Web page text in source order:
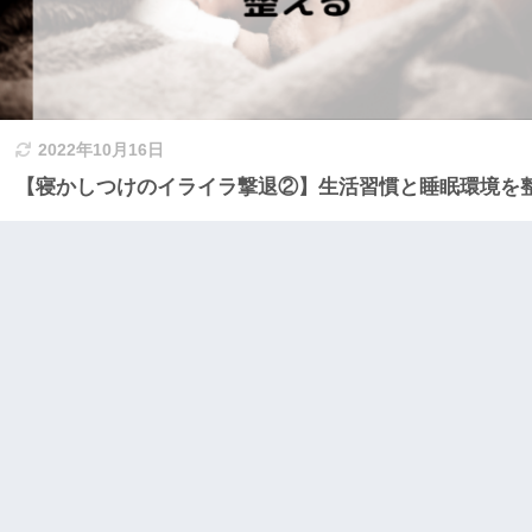
2022年10月16日
【寝かしつけのイライラ撃退②】生活習慣と睡眠環境を